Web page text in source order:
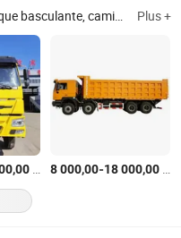
camion benne, camion de transport, remorque à plateau bas, camion Sitrak, camion benne, camion benne HOWO, camion benne Shacman Plus +
$US /Pièce
8 000,00-18 000,00